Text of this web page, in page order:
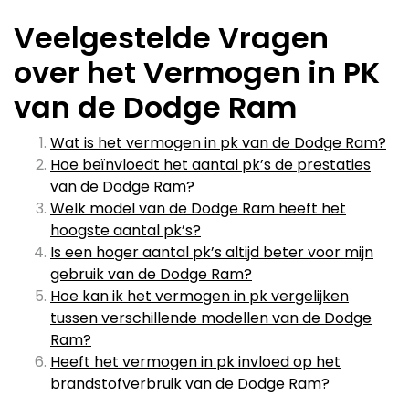
Veelgestelde Vragen
over het Vermogen in PK
van de Dodge Ram
Wat is het vermogen in pk van de Dodge Ram?
Hoe beïnvloedt het aantal pk’s de prestaties
van de Dodge Ram?
Welk model van de Dodge Ram heeft het
hoogste aantal pk’s?
Is een hoger aantal pk’s altijd beter voor mijn
gebruik van de Dodge Ram?
Hoe kan ik het vermogen in pk vergelijken
tussen verschillende modellen van de Dodge
Ram?
Heeft het vermogen in pk invloed op het
brandstofverbruik van de Dodge Ram?